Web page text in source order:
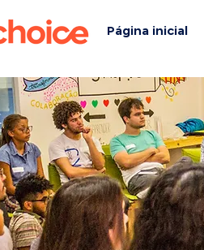
Página inicial